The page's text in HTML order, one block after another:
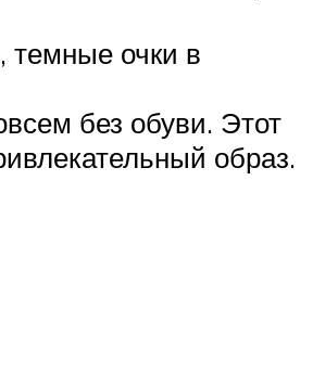
темные очки в
без обуви. Этот
образ.